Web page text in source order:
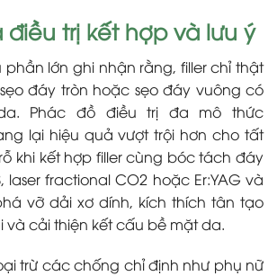
điều trị kết hợp và lưu ý
lớn ghi nhận rằng, filler chỉ thật
đáy tròn hoặc sẹo đáy vuông có
Phác đồ điều trị đa mô thức
lại hiệu quả vượt trội hơn cho tất
khi kết hợp filler cùng bóc tách đáy
laser fractional CO2 hoặc Er:YAG và
vỡ dải xơ dính, kích thích tân tạo
và cải thiện kết cấu bề mặt da.
trừ các chống chỉ định như phụ nữ